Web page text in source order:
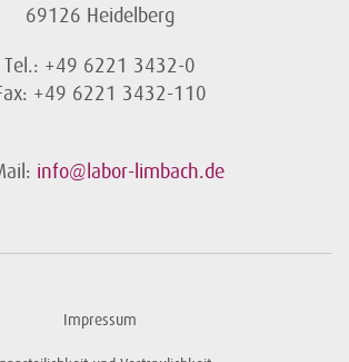
69126 Heidelberg
Tel.: +49 6221 3432-0
+49 6221 3432-110
info@labor-limbach.de
Impressum